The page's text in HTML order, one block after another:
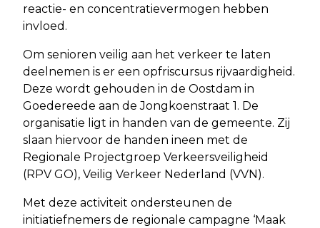
reactie- en concentratievermogen hebben
invloed.
Om senioren veilig aan het verkeer te laten
deelnemen is er een opfriscursus rijvaardigheid.
Deze wordt gehouden in de Oostdam in
Goedereede aan de Jongkoenstraat 1. De
organisatie ligt in handen van de gemeente. Zij
slaan hiervoor de handen ineen met de
Regionale Projectgroep Verkeersveiligheid
(RPV GO), Veilig Verkeer Nederland (VVN).
Met deze activiteit ondersteunen de
initiatiefnemers de regionale campagne ‘Maak